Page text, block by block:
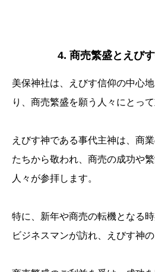
4. 商売繁盛とえび
美保神社は、えびす信仰の中心
り、商売繁盛を願う人々にとって
えびす神である事代主神は、商
たちから敬われ、商売の成功や
人々が参拝します。
特に、新年や商売の転機となる
ビジネスマンが訪れ、えびす神